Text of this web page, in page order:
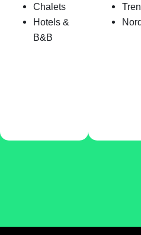
Chalets
Hotels &
B&B